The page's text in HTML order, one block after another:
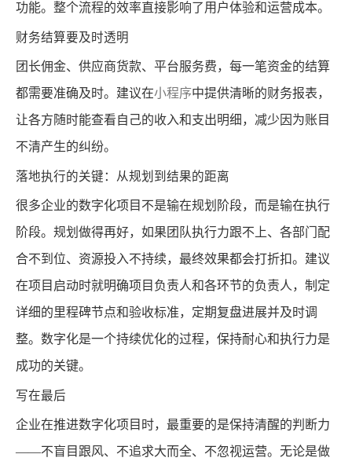
功能。整个流程的效率直接影响了用户体验和运营成本。
财务结算要及时透明
团长佣金、供应商货款、平台服务费，每一笔资金的结算
都需要准确及时。建议在小程序中提供清晰的财务报表，
让各方随时能查看自己的收入和支出明细，减少因为账目
不清产生的纠纷。
落地执行的关键：从规划到结果的距离
很多企业的数字化项目不是输在规划阶段，而是输在执行
阶段。规划做得再好，如果团队执行力跟不上、各部门配
合不到位、资源投入不持续，最终效果都会打折扣。建议
在项目启动时就明确项目负责人和各环节的负责人，制定
详细的里程碑节点和验收标准，定期复盘进展并及时调
整。数字化是一个持续优化的过程，保持耐心和执行力是
成功的关键。
写在最后
企业在推进数字化项目时，最重要的是保持清醒的判断力
——不盲目跟风、不追求大而全、不忽视运营。无论是做